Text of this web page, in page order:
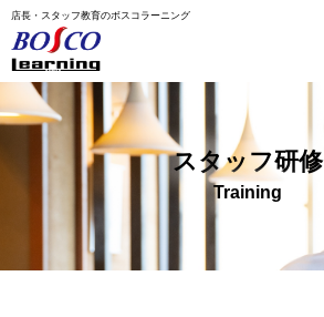
店長・スタッフ教育のボスコラーニング
スタッフ研修
Training